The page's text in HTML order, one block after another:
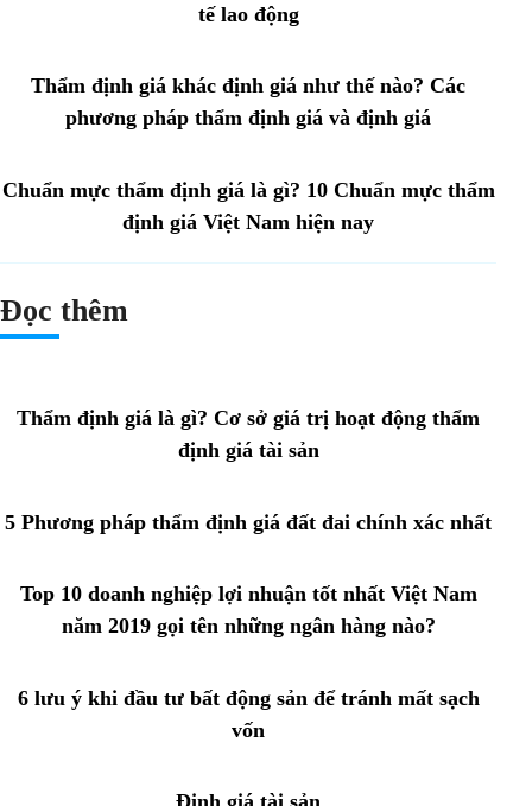
tế lao động
Thẩm định giá khác định giá như thế nào? Các
phương pháp thẩm định giá và định giá
Chuẩn mực thẩm định giá là gì? 10 Chuẩn mực thẩm
định giá Việt Nam hiện nay
Đọc thêm
Thẩm định giá là gì? Cơ sở giá trị hoạt động thẩm
định giá tài sản
5 Phương pháp thẩm định giá đất đai chính xác nhất
Top 10 doanh nghiệp lợi nhuận tốt nhất Việt Nam
năm 2019 gọi tên những ngân hàng nào?
6 lưu ý khi đầu tư bất động sản để tránh mất sạch
vốn